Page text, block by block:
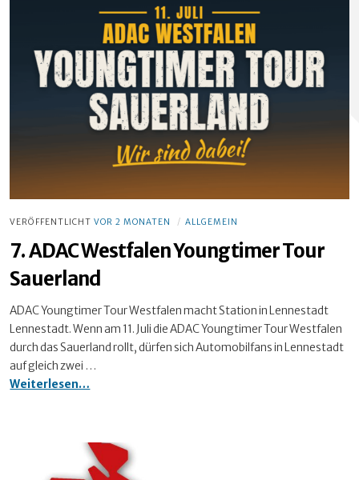
VERÖFFENTLICHT VOR 2 MONATEN ALLGEMEIN
7. ADAC Westfalen Youngtimer Tour
Sauerland
ADAC Youngtimer Tour Westfalen macht Station in Lennestadt
Lennestadt. Wenn am 11. Juli die ADAC Youngtimer Tour Westfalen
durch das Sauerland rollt, dürfen sich Automobilfans in Lennestadt
auf gleich zwei …
Weiterlesen…
Tour
Sauerland